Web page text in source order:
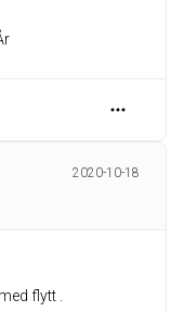
2020-10-18
flytt .